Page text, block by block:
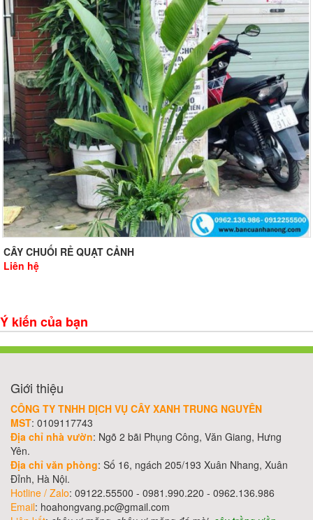
CÂY CHUỐI RẺ QUẠT CẢNH
Liên hệ
Ý kiến của bạn
Giới thiệu
CÔNG TY TNHH DỊCH VỤ CÂY XANH TRUNG NGUYÊN
MST: 0109117743
Địa chỉ nhà vườn: Ngõ 2 bãi Phụng Công, Văn Giang, Hưng
Yên.
Địa chỉ văn phòng: Số 16, ngách 205/193 Xuân Nhang, Xuân
Đỉnh, Hà Nội.
Hotline / Zalo: 09122.55500 - 0981.990.220 - 0962.136.986
Email: hoahongvang.pc@gmail.com